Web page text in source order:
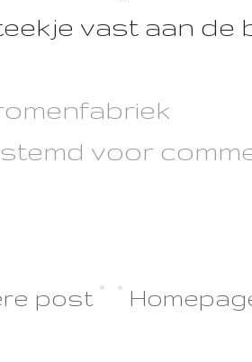
vast aan de
voor
post